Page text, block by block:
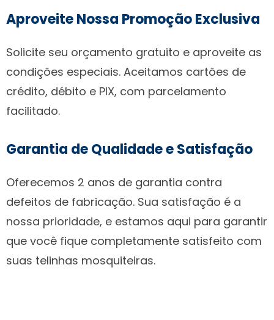
Aproveite Nossa Promoção Exclusiva
Solicite seu orçamento gratuito e aproveite as
condições especiais. Aceitamos cartões de
crédito, débito e PIX, com parcelamento
facilitado.
Garantia de Qualidade e Satisfação
Oferecemos 2 anos de garantia contra
defeitos de fabricação. Sua satisfação é a
nossa prioridade, e estamos aqui para garantir
que você fique completamente satisfeito com
suas telinhas mosquiteiras.